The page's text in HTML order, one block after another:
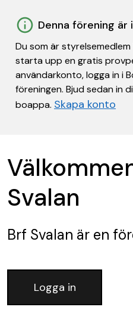
Denna förening
Du som är
starta upp en gratis
användarkonto, logga in i
föreningen. Bjud sedan in
boappa. Skapa konto
Svalan
Brf Svalan är en
Logga in